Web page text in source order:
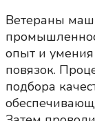
Ветераны
опыт и
повязок.
подбора